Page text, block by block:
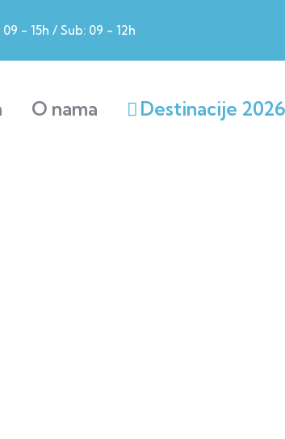
- 15h / Sub: 09 - 12h
O nama Destinacije 2026